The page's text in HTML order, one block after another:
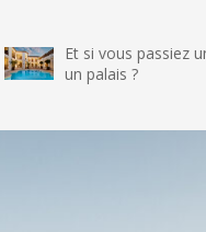
Et si vous passiez une nuit
un palais ?